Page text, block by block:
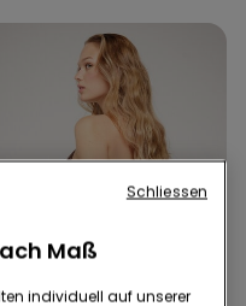
Maß
individuell auf unserer
Schliessen